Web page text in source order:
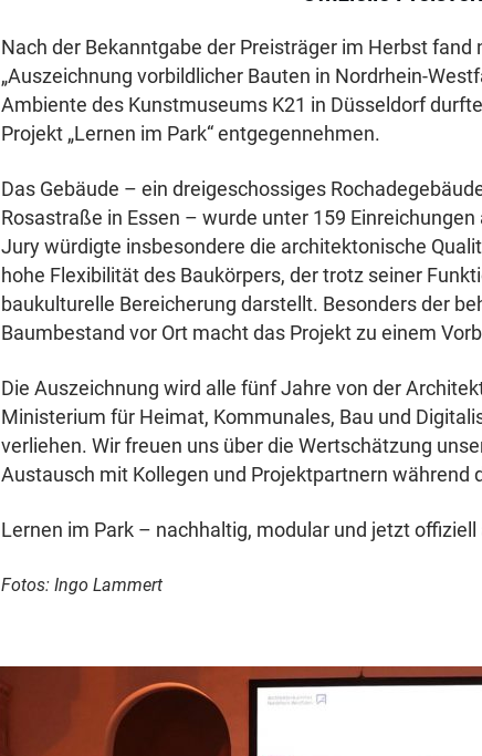
Nach der Bekanntgabe der Preisträger im Herbst fand
„Auszeichnung vorbildlicher Bauten in Nordrhein-
Ambiente des Kunstmuseums K21 in Düsseldorf
Projekt „Lernen im Park“ entgegennehmen.
Das Gebäude – ein dreigeschossiges
Rosastraße in Essen – wurde unter 159
Jury würdigte insbesondere die architektonische
hohe Flexibilität des Baukörpers, der trotz seiner
baukulturelle Bereicherung darstellt. Besonders der
Baumbestand vor Ort macht das Projekt zu einem
Die Auszeichnung wird alle fünf Jahre von der
Ministerium für Heimat, Kommunales, Bau und
verliehen. Wir freuen uns über die Wertschätzung
Austausch mit Kollegen und Projektpartnern während
Lernen im Park – nachhaltig, modular und jetzt
Fotos: Ingo Lammert